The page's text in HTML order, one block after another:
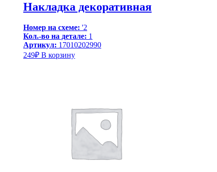
Накладка декоративная
Номер на схеме: '2
Кол.-во на детале: 1
Артикул: 17010202990
249₽ В корзину